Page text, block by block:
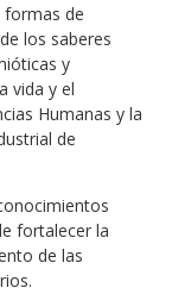
formas de
los saberes
y
vida y el
Humanas y la
de
fortalecer la
de las